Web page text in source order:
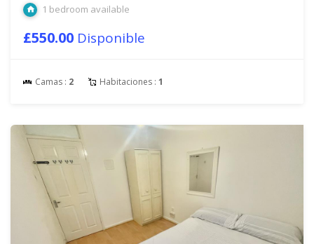
1 bedroom available
£550.00 Disponible
Camas : 2 Habitaciones : 1